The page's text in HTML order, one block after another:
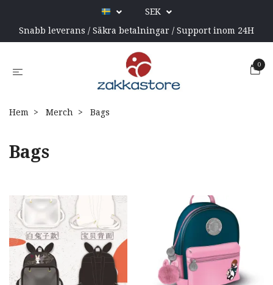
SEK
Snabb leverans / Säkra betalningar / Support inom 24H
0
Hem Merch Bags
Bags